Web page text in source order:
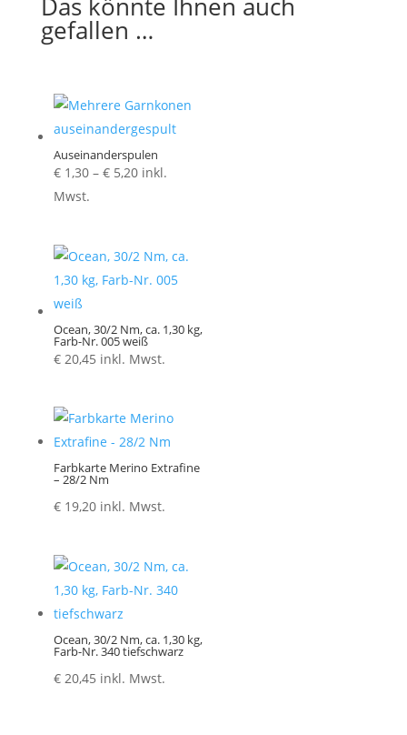
gefallen …
Auseinanderspulen
€1,30 – €5,20Preisspanne:
inkl.
Mwst.
Ocean, 30/2 Nm, ca. 1,30 kg,
Farb-Nr. 005 weiß
€20,45 inkl. Mwst.
Farbkarte Merino Extrafine
– 28/2 Nm
€19,20 inkl. Mwst.
Ocean, 30/2 Nm, ca. 1,30 kg,
Farb-Nr. 340 tiefschwarz
€20,45 inkl. Mwst.